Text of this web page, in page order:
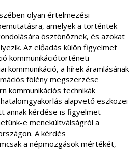
olyan értelmezési
amelyek a történtek
ösztönöznek, és azokat
Az előadás külön figyelmet
kommunikációtörténeti
kommunikáció, a hírek áramlásának
fölény megszerzése
kommunikációs technikák
alapvető eszközei
annak kérdése is figyelmet
e menekültválságról a
A kérdés
a népmozgások mértékét,